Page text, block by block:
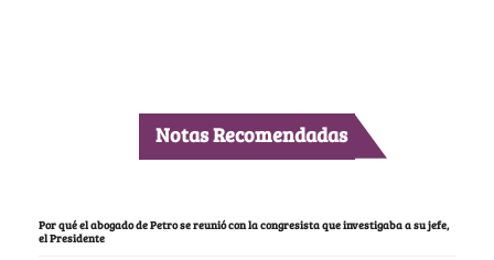
Notas Recomendadas
Por qué el abogado de Petro se reunió con la congresista que investigaba a su jefe,
el Presidente